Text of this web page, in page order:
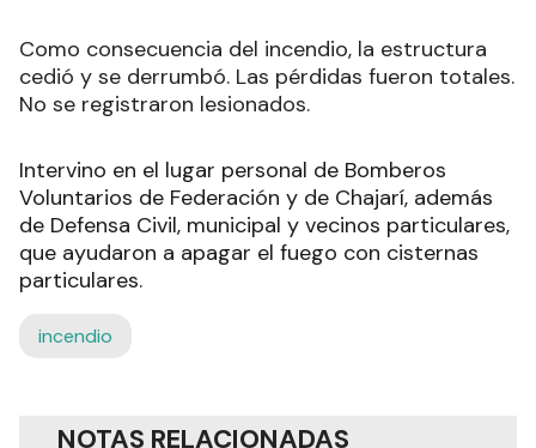
Como consecuencia del incendio, la estructura
cedió y se derrumbó. Las pérdidas fueron totales.
No se registraron lesionados.
Intervino en el lugar personal de Bomberos
Voluntarios de Federación y de Chajarí, además
de Defensa Civil, municipal y vecinos particulares,
que ayudaron a apagar el fuego con cisternas
particulares.
incendio
NOTAS RELACIONADAS